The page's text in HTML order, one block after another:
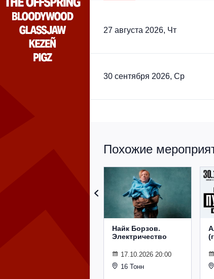
27 августа 2026, Чт
30 сентября 2026, Ср
Похожие
Найк Борзов.
Электричество
17.10.2026 20:00
16 Тонн